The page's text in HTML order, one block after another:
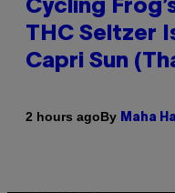
Cycling
THC Seltzer
Capri Sun
2 hours agoBy Maha